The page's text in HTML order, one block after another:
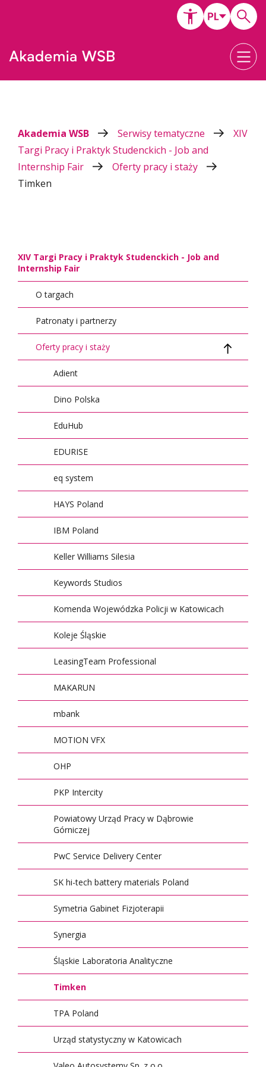
Akademia WSB Serwisy tematyczne
XIV
Targi Pracy i Praktyk Studenckich - Job and
Internship Fair
Oferty pracy i staży
Timken
XIV Targi Pracy i Praktyk Studenckich - Job and
Internship Fair
O targach
Patronaty i partnerzy
Oferty pracy i staży
Adient
Dino Polska
EduHub
EDURISE
eq system
HAYS Poland
IBM Poland
Keller Williams Silesia
Keywords Studios
Komenda Wojewódzka Policji w Katowicach
Koleje Śląskie
LeasingTeam Professional
MAKARUN
mbank
MOTION VFX
OHP
PKP Intercity
Powiatowy Urząd Pracy w Dąbrowie
Górniczej
PwC Service Delivery Center
SK hi-tech battery materials Poland
Symetria Gabinet Fizjoterapii
Synergia
Śląskie Laboratoria Analityczne
Timken
TPA Poland
Urząd statystyczny w Katowicach